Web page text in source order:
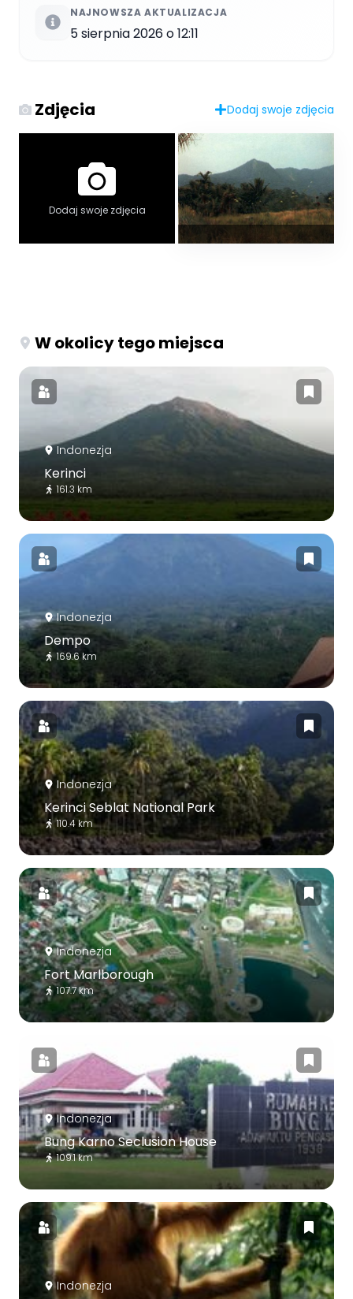
NAJNOWSZA AKTUALIZACJA
5 sierpnia 2026 o 12:11
Zdjęcia Dodaj swoje zdjęcia
Dodaj swoje zdjęcia
W okolicy tego miejsca
Indonezja
Kerinci
161.3 km
Indonezja
Dempo
169.6 km
Indonezja
Kerinci Seblat National Park
110.4 km
Indonezja
Fort Marlborough
107.7 km
Indonezja
Bung Karno Seclusion House
109.1 km
Indonezja